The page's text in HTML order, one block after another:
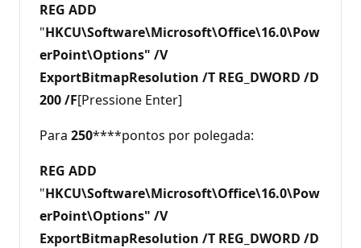
REG ADD
"HKCU\Software\Microsoft\Office\16.0\Pow
erPoint\Options" /V
ExportBitmapResolution /T REG_DWORD /D
200 /F[Pressione Enter]
Para 250****pontos por polegada:
REG ADD
"HKCU\Software\Microsoft\Office\16.0\Pow
erPoint\Options" /V
ExportBitmapResolution /T REG_DWORD /D